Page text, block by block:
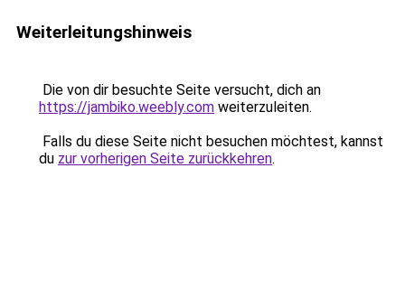
Weiterleitungshinweis
Die von dir besuchte Seite versucht, dich an
https://jambiko.weebly.com weiterzuleiten.
Falls du diese Seite nicht besuchen möchtest, kannst
du zur vorherigen Seite zurückkehren.